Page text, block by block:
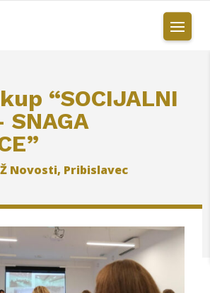
“SOCIJALNI
SNAGA
Novosti, Pribislavec